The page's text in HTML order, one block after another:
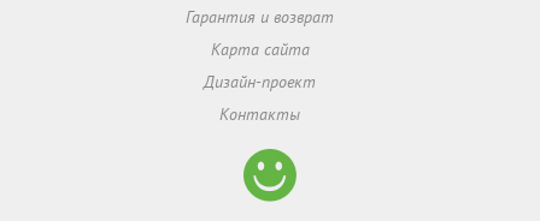
Гарантия и возврат
Карта сайта
Дизайн-проект
Контакты